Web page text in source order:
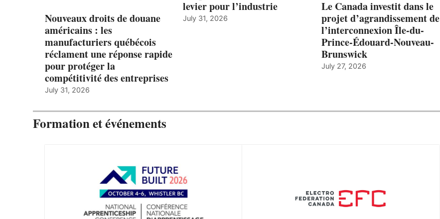
Nouveaux droits de douane
américains : les
manufacturiers québécois
réclament une réponse rapide
pour protéger la
compétitivité des entreprises
July 31, 2026
levier pour l’industrie
July 31, 2026
Le Canada investit dans le
projet d’agrandissement de
l’interconnexion Île-du-
Prince-Édouard-Nouveau-
Brunswick
July 27, 2026
Formation et événements